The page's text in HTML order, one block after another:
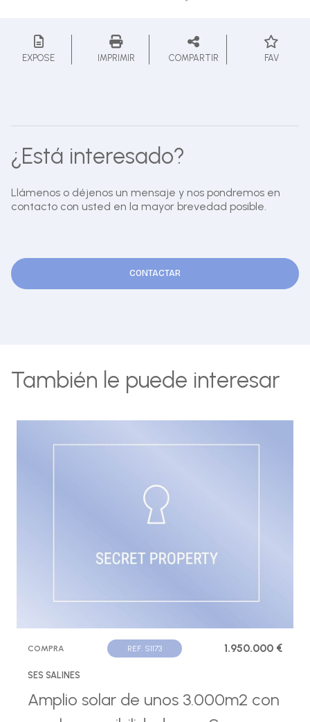
EXPOSE IMPRIMIR COMPARTIR FAV
¿Está interesado?
Llámenos o déjenos un mensaje y nos pondremos en
contacto con usted en la mayor brevedad posible.
CONTACTAR
También le puede interesar
COMPRA REF. S1173 1.950.000 €
SES SALINES
Amplio solar de unos 3.000m2 con